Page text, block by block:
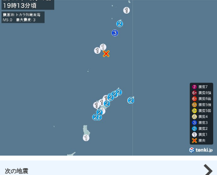
次の地震